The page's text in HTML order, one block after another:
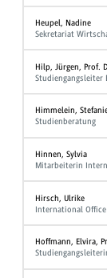
Heupel, Nadine
Sekretariat
Hilp, Jürgen, Prof.
Studiengangsleiter
Himmelein,
Studienberatung
Hinnen, Sylvia
Mitarbeiterin
Hirsch, Ulrike
International Office
Hoffmann, Elvira,